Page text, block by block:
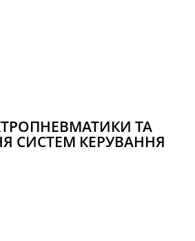
ТА
СИСТЕМ КЕРУВАННЯ